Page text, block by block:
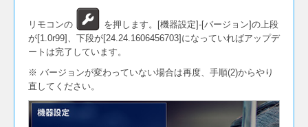
リモコンの
を押します。[機器設定]-[バージョン]の上段
が[1.0r99]、下段が[24.24.1606456703]になっていればアップデ
ートは完了しています。
※ バージョンが変わっていない場合は再度、手順(2)からやり
直してください。